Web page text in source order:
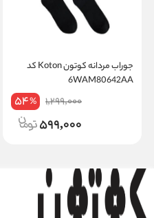
جوراب مردانه کوتون Koton کد
6WAM80642AA
1,299,000
54%
599,000